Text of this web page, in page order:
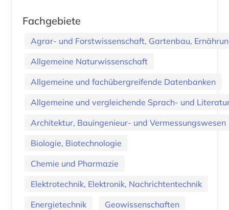
Fachgebiete
Agrar- und Forstwissenschaft, Gartenbau,
Allgemeine Naturwissenschaft
Allgemeine und fachübergreifende Datenbanken
Allgemeine und vergleichende Sprach- und
Architektur, Bauingenieur- und Vermessungswesen
Biologie, Biotechnologie
Chemie und Pharmazie
Elektrotechnik, Elektronik, Nachrichtentechnik
Energietechnik
Geowissenschaften